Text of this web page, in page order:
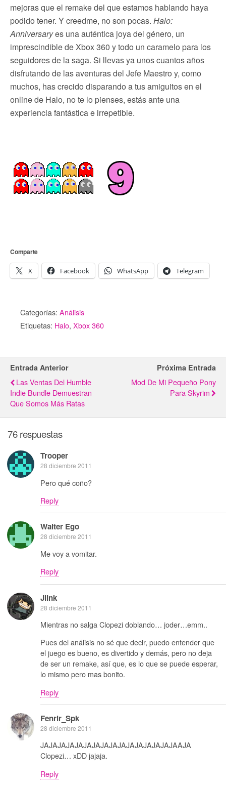
mejoras que el remake del que estamos hablando haya
podido tener. Y creedme, no son pocas. Halo:
Anniversaryes una auténtica joya del género, un
imprescindible de Xbox 360 y todo un caramelo para los
seguidores de la saga. Si llevas ya unos cuantos años
disfrutando de las aventuras del Jefe Maestro y, como
muchos, has crecido disparando a tus amiguitos en el
online de Halo, no te lo pienses, estás ante una
experiencia fantástica e irrepetible.
Comparte
X Facebook WhatsApp Telegram
Categorías: Análisis
Etiquetas: Halo, Xbox 360
Entrada Anterior
Las Ventas Del Humble
Indie Bundle Demuestran
Que Somos Más Ratas
Próxima Entrada
Mod De Mi Pequeño Pony
Para Skyrim
76 respuestas
Trooper
28 diciembre 2011
Pero qué coño?
Reply
Walter Ego
28 diciembre 2011
Me voy a vomitar.
Reply
Jlink
28 diciembre 2011
Mientras no salga Clopezi doblando… joder…emm..
Pues del análisis no sé que decir, puedo entender que
el juego es bueno, es divertido y demás, pero no deja
de ser un remake, así que, es lo que se puede esperar,
lo mismo pero mas bonito.
Reply
Fenrir_Spk
28 diciembre 2011
JAJAJAJAJAJAJAJAJAJAJAJAJAJAJAJAAJA
Clopezi… xDD jajaja.
Reply